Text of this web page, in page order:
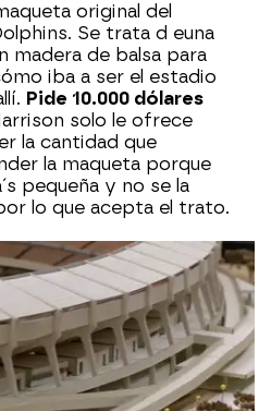
original del
Se trata d euna
madera de balsa para
iba a ser el estadio
Pide 10.000 dólares
solo le ofrece
la cantidad que
la maqueta porque
pequeña y no se la
lo que acepta el trato.